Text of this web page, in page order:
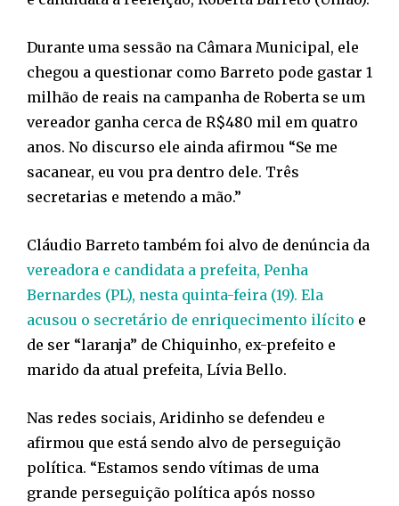
Durante uma sessão na Câmara Municipal, ele
chegou a questionar como Barreto pode gastar 1
milhão de reais na campanha de Roberta se um
vereador ganha cerca de R$480 mil em quatro
anos. No discurso ele ainda afirmou “Se me
sacanear, eu vou pra dentro dele. Três
secretarias e metendo a mão.”
Cláudio Barreto também foi alvo de denúncia da
vereadora e candidata a prefeita, Penha
Bernardes (PL), nesta quinta-feira (19). Ela
acusou o secretário de enriquecimento ilícito e
de ser “laranja” de Chiquinho, ex-prefeito e
marido da atual prefeita, Lívia Bello.
Nas redes sociais, Aridinho se defendeu e
afirmou que está sendo alvo de perseguição
política. “Estamos sendo vítimas de uma
grande perseguição política após nosso